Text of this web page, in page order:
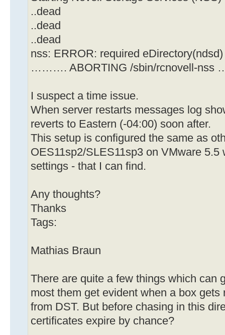
..dead
..dead
..dead
nss: ERROR: required
………. ABORTING /sbin/rcnovell-
I suspect a time issue.
When server restarts messages log
reverts to Eastern (-04:00) soon after.
This setup is configured the same as
OES11sp2/SLES11sp3 on VMware 5.5
settings - that I can find.
Any thoughts?
Thanks
Tags:
Mathias Braun
There are quite a few things which can
most them get evident when a box gets
from DST. But before chasing in this
certificates expire by chance?